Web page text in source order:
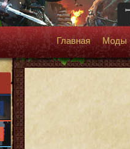
Главная Моды